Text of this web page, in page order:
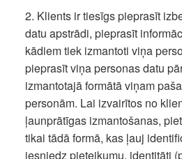
2. Klients ir tiesīgs pieprasīt
datu apstrādi, pieprasīt
kādiem tiek izmantoti viņa
pieprasīt viņa personas datu
izmantotajā formātā viņam
personām. Lai izvairītos no
ļaunprātīgas izmantošanas,
tikai tādā formā, kas ļauj
iesniedz pieteikumu, identitāti